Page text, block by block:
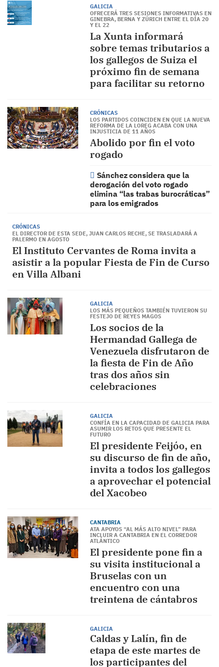
GALICIA
OFRECERÁ TRES SESIONES INFORMATIVAS EN
GINEBRA, BERNA Y ZÚRICH ENTRE EL DÍA 20
Y EL 22
La Xunta informará
sobre temas tributarios a
los gallegos de Suiza el
próximo fin de semana
para facilitar su retorno
CRÓNICAS
LOS PARTIDOS COINCIDEN EN QUE LA NUEVA
REFORMA DE LA LOREG ACABA CON UNA
INJUSTICIA DE 11 AÑOS
Abolido por fin el voto
rogado
Sánchez considera que la
derogación del voto rogado
elimina “las trabas burocráticas”
para los emigrados
CRÓNICAS
EL DIRECTOR DE ESTA SEDE, JUAN CARLOS RECHE, SE TRASLADARÁ A
PALERMO EN AGOSTO
El Instituto Cervantes de Roma invita a
asistir a la popular Fiesta de Fin de Curso
en Villa Albani
GALICIA
LOS MÁS PEQUEÑOS TAMBIÉN TUVIERON SU
FESTEJO DE REYES MAGOS
Los socios de la
Hermandad Gallega de
Venezuela disfrutaron de
la fiesta de Fin de Año
tras dos años sin
celebraciones
GALICIA
CONFÍA EN LA CAPACIDAD DE GALICIA PARA
ASUMIR LOS RETOS QUE PRESENTE EL
FUTURO
El presidente Feijóo, en
su discurso de fin de año,
invita a todos los gallegos
a aprovechar el potencial
del Xacobeo
CANTABRIA
ATA APOYOS “AL MÁS ALTO NIVEL” PARA
INCLUIR A CANTABRIA EN EL CORREDOR
ATLÁNTICO
El presidente pone fin a
su visita institucional a
Bruselas con un
encuentro con una
treintena de cántabros
GALICIA
Caldas y Lalín, fin de
etapa de este martes de
los participantes del